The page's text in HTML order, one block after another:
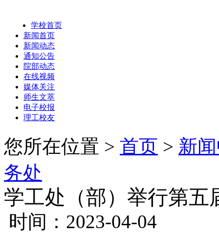
学校首页
新闻首页
新闻动态
通知公告
院部动态
在线视频
媒体关注
师生文萃
电子校报
理工校友
您所在位置 > 首页 > 新
务处
学工处（部）举行第五
时间：2023-04-04